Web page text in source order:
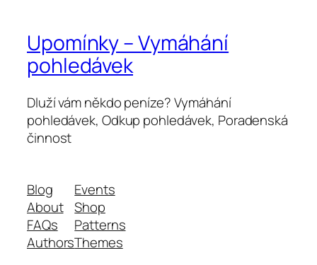
Upomínky – Vymáhání
pohledávek
Dluží vám někdo peníze? Vymáhání
pohledávek, Odkup pohledávek, Poradenská
činnost
Blog
About
FAQs
Authors
Events
Shop
Patterns
Themes